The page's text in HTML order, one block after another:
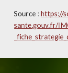
Source : https://
sante.gouv.fr/